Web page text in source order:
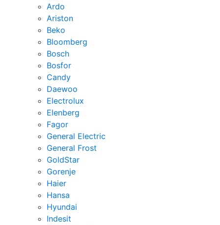
Ardo
Ariston
Beko
Bloomberg
Bosch
Bosfor
Candy
Daewoo
Electrolux
Elenberg
Fagor
General Electric
General Frost
GoldStar
Gorenje
Haier
Hansa
Hyundai
Indesit